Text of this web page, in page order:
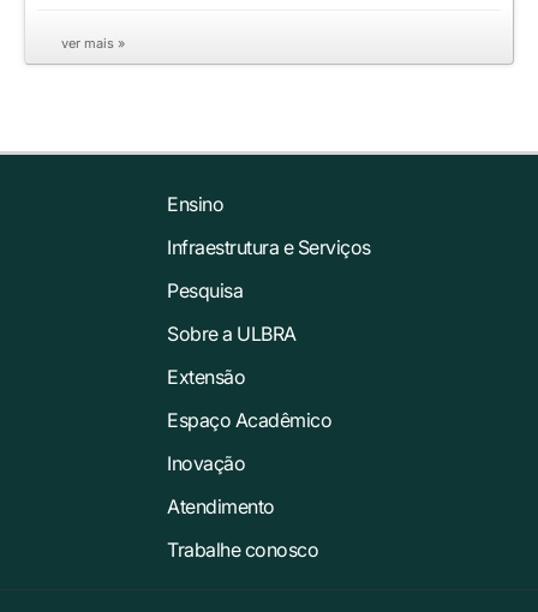
ver mais »
Ensino
Infraestrutura e Serviços
Pesquisa
Sobre a ULBRA
Extensão
Espaço Acadêmico
Inovação
Atendimento
Trabalhe conosco